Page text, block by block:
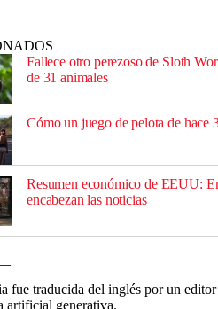
Fallece otro perezoso de Sloth
de 31 animales
Cómo un juego de pelota de
Resumen económico de EEUU:
encabezan las noticias
fue traducida del inglés por un
artificial generativa.